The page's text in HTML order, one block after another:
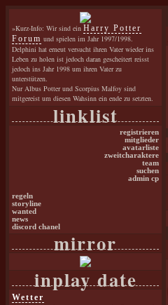
»Kurz-Info: Wir sind ein Harry Potter
Forum und spielen im Jahr 1997/1998.
Delphini hat erneut versucht ihren Vater wieder ins
Leben zu holen ist jedoch daran gescheitert reisst
jedoch ins Jahr 1998 um ihren Vater zu
unterstützen.
Nur Albus Potter und Scorpius Malfoy sind
mitgereist um diesen Wahsinn ein ende zu setzten.
linklist
registrieren
mitglieder
avatarliste
zweitcharaktere
team
suchen
admin cp
regeln
storyline
wanted
news
discord chanel
mirror
inplay date
Wetter